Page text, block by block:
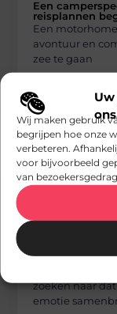
Wij maken gebruik
begrijpen hoe onze
verbeteren.
voor bijvoorbeeld
van
Een
reisplannen
Een
avontuur en
zee te gaan
evenementen
Evenementen
zoeken naar
emotie